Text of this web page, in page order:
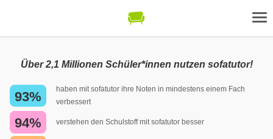
Über 2,1 Millionen Schüler*innen nutzen sofatutor!
93%
haben mit sofatutor ihre Noten in mindestens einem Fach
verbessert
94% verstehen den Schulstoff mit sofatutor besser